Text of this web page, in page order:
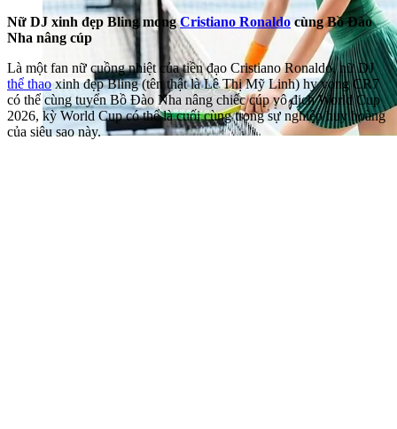
Nữ DJ xinh đẹp Bling mongCristiano Ronaldocùng Bồ Đào
Nha nâng cúp
Là một fan nữ cuồng nhiệt của tiền đạo Cristiano Ronaldo, nữ DJ
thể thaoxinh đẹp Bling (tên thật là Lê Thị Mỹ Linh) hy vọng CR7
có thể cùng tuyển Bồ Đào Nha nâng chiếc cúp vô địch World Cup
2026, kỳ World Cup có thể là cuối cùng trong sự nghiệp huy hoàng
của siêu sao này.